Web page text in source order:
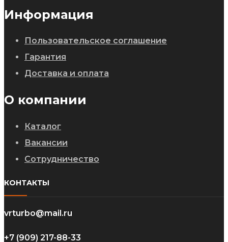
Информация
Пользовательское соглашение
Гарантия
Доставка и оплата
О компании
Каталог
Вакансии
Сотрудничество
КОНТАКТЫ
vrturbo@mail.ru
+7 (909) 217-88-33